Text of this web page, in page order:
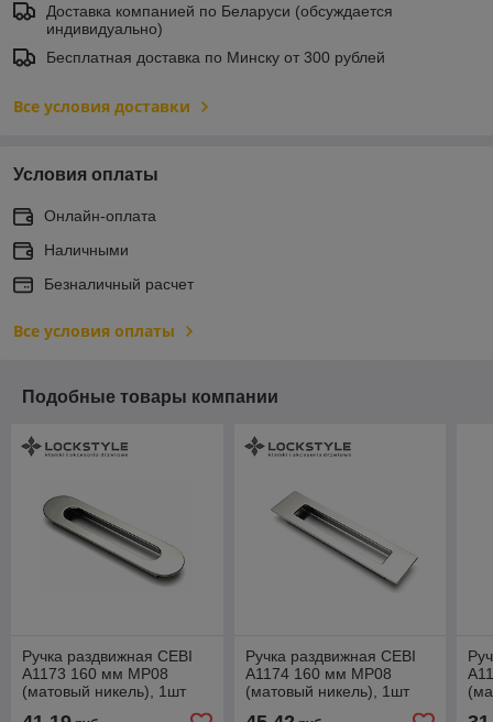
Доставка компанией по Беларуси (обсуждается
индивидуально)
Бесплатная доставка по Минску от 300 рублей
Все условия доставки
Условия оплаты
Онлайн-оплата
Наличными
Безналичный расчет
Все условия оплаты
Подобные товары компании
Ручка раздвижная CEBI
A1173 160 мм MP08
(матовый никель), 1шт
Ручка раздвижная CEBI
A1174 160 мм MP08
(матовый никель), 1шт